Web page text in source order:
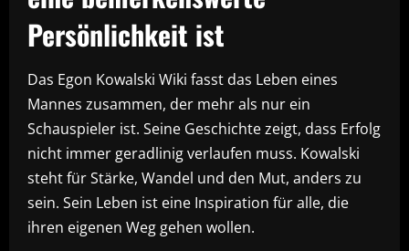
Persönlichkeit ist
Das Egon Kowalski Wiki fasst das Leben eines
Mannes zusammen, der mehr als nur ein
Schauspieler ist. Seine Geschichte zeigt, dass Erfolg
nicht immer geradlinig verlaufen muss. Kowalski
steht für Stärke, Wandel und den Mut, anders zu
sein. Sein Leben ist eine Inspiration für alle, die
ihren eigenen Weg gehen wollen.